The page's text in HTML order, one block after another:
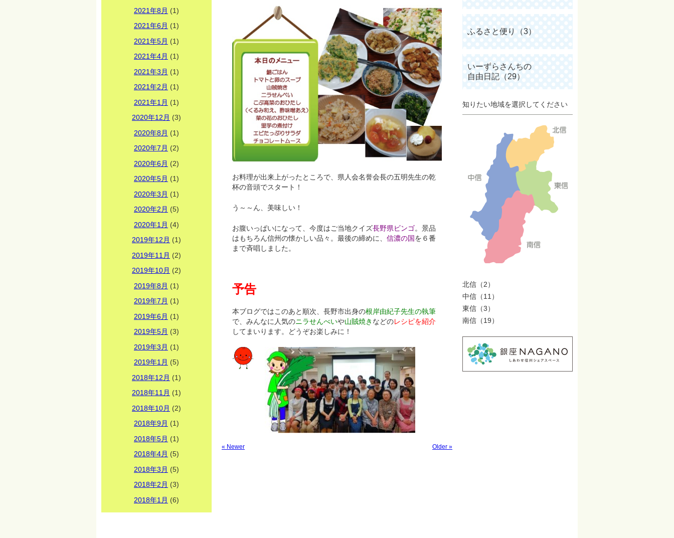
2021年8月 (1)
2021年6月 (1)
2021年5月 (1)
2021年4月 (1)
2021年3月 (1)
2021年2月 (1)
2021年1月 (1)
2020年12月 (3)
2020年8月 (1)
2020年7月 (2)
2020年6月 (2)
2020年5月 (1)
2020年3月 (1)
2020年2月 (5)
2020年1月 (4)
2019年12月 (1)
2019年11月 (2)
2019年10月 (2)
2019年8月 (1)
2019年7月 (1)
2019年6月 (1)
2019年5月 (3)
2019年3月 (1)
2019年1月 (5)
2018年12月 (1)
2018年11月 (1)
2018年10月 (2)
2018年9月 (1)
2018年5月 (1)
2018年4月 (5)
2018年3月 (5)
2018年2月 (3)
2018年1月 (6)
お料理が出来上がったところで、県人会名誉会長の五明先生の乾
杯の音頭でスタート！
う～～ん、美味しい！
お腹いっぱいになって、今度はご当地クイズ長野県ビンゴ。景品
はもちろん信州の懐かしい品々。最後の締めに、 信濃の国を６番
まで斉唱しました。
予告
本ブログではこのあと順次、長野市出身の根岸由紀子先生の執筆
で、みんなに人気のニラせんべいや山賊焼き などのレシピを紹介
してまいります。どうぞお楽しみに！
« Newer Older »
ふるさと便り（3）
いーずらさんちの
自由日記（29）
知りたい地域を選択してください
北信（2）
中信（11）
東信（3）
南信（19）